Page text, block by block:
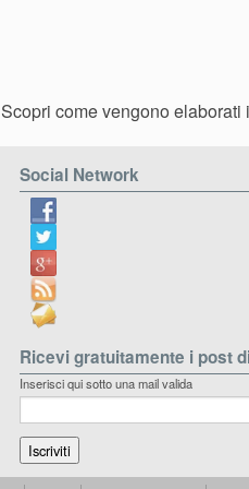
Scopri come vengono
Social Network
Ricevi gratuitamente i post
Inserisci qui sotto una mail valida